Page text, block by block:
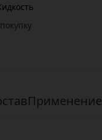
Применение